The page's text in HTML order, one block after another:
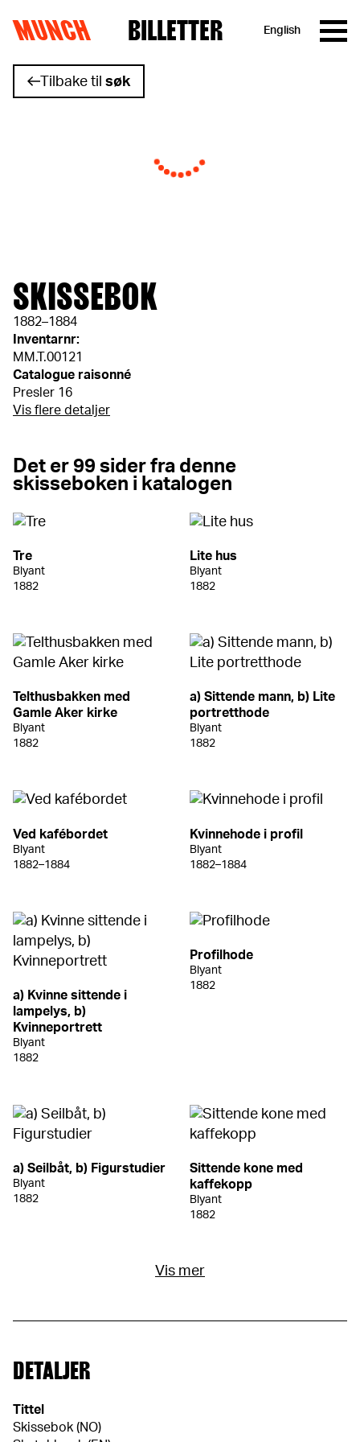
Hopp til innhold
MUNCH BILLETTER English
Tilbake til søk
SKISSEBOK
1882–1884
Inventarnr:
MM.T.00121
Catalogue raisonné
Presler 16
Vis flere detaljer
Det er 99 sider fra denne
skisseboken i katalogen
Tre
Blyant
1882
Lite hus
Blyant
1882
Telthusbakken med
Gamle Aker kirke
Blyant
1882
a) Sittende mann, b) Lite
portretthode
Blyant
1882
Ved kafébordet
Blyant
1882–1884
Kvinnehode i profil
Blyant
1882–1884
a) Kvinne sittende i
lampelys, b)
Kvinneportrett
Blyant
1882
Profilhode
Blyant
1882
a) Seilbåt, b) Figurstudier
Blyant
1882
Sittende kone med
kaffekopp
Blyant
1882
Vis mer
DETALJER
Tittel
Skissebok (NO)